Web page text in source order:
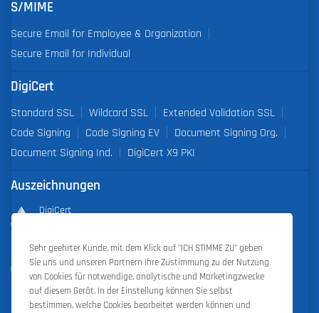
S/MIME
Secure Email for Employee & Organization
Secure Email for Individual
DigiCert
Standard SSL Wildcard SSL
Extended Validation SSL
Code Signing
Code Signing EV
Document Signing Org.
Document Signing Ind.
DigiCert X9 PKI
Auszeichnungen
DigiCert
Outstanding Sales Performance Award 2018, 2019, 2020, 2021,
2022
Sehr geehrter Kunde, mit dem Klick auf "ICH STIMME ZU" geben
Sie uns und unseren Partnern Ihre Zustimmung zu der Nutzung
von Cookies für notwendige, analytische und Marketingzwecke
auf diesem Gerät. In der Einstellung können Sie selbst
bestimmen, welche Cookies bearbeitet werden können und